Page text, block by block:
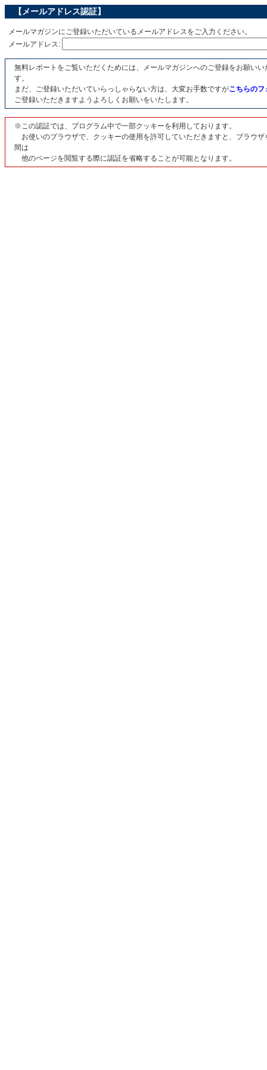
【メールアドレス認証】
メールマガジンにご登録いただいているメールアドレスをご入力ください。
メールアドレス:
無料レポートをご覧いただくためには、メールマガジンへのご登録をお願いい
す。
まだ、ご登録いただいていらっしゃらない方は、大変お手数ですがこちらのフ
ご登録いただきますようよろしくお願いをいたします。
※この認証では、プログラム中で一部クッキーを利用しております。
お使いのブラウザで、クッキーの使用を許可していただきますと、ブラウザ
間は
他のページを閲覧する際に認証を省略することが可能となります。